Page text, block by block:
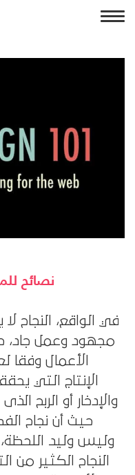
نصائح
في الواقع، النجاح
مجهود وعمل جاد،
الأعمال وفقا
الإنتاج التي
والإدخار أو الربح
حيث أن نجاح
وليس وليد
النجاح الكثير من